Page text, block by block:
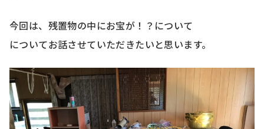
今回は、残置物の中にお宝が！？について
についてお話させていただきたいと思います。